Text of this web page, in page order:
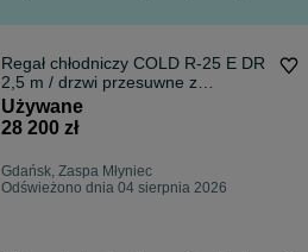
Regał chłodniczy COLD R-25 E DR
2,5 m / drzwi przesuwne z
agregatem / 2 szt.
Używane
28 200 zł
Gdańsk, Zaspa Młyniec
Odświeżono dnia 04 sierpnia 2026